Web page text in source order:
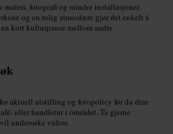
maleri, fotografi og mindre installasjoner.
og en rolig atmosfære gjør det enkelt å
kort kulturpause mellom andre
aktuell utstilling og fotopolicy før du drar.
eller handletur i området. Ta gjerne
undersøke videre.